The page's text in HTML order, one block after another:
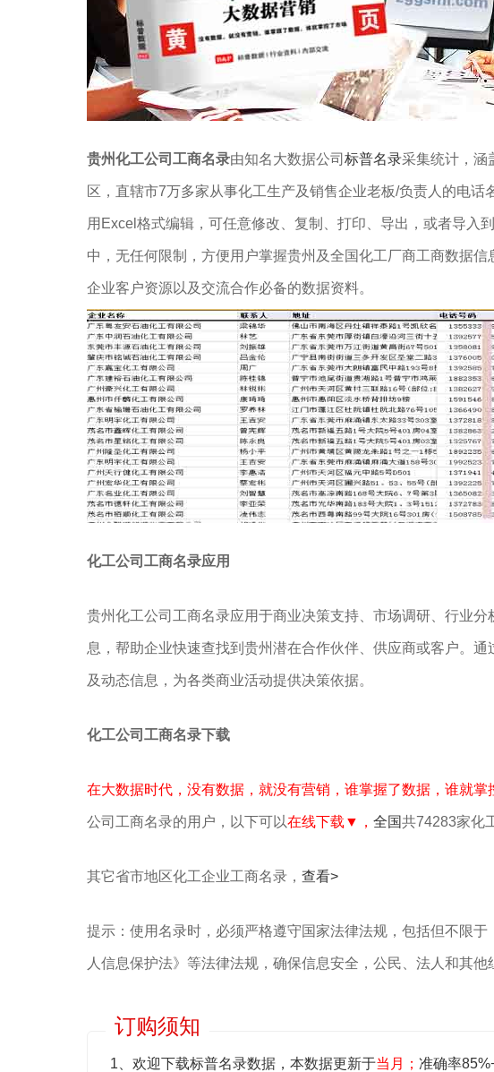
贵州化工公司工商名录由知名大数据公司 标普名录采集统计，涵
区，直辖市7万多家从事化工生产及销售企业老板/负责人的电话
用Excel格式编辑，可任意修改、复制、打印、导出，或者导入
中，无任何限制，方便用户掌握贵州及全国化工厂商工商数据信
企业客户资源以及交流合作必备的数据资料。
化工公司工商名录应用
贵州化工公司工商名录应用于商业决策支持、市场调研、行业
息，帮助企业快速查找到贵州潜在合作伙伴、供应商或客户。
及动态信息，为各类商业活动提供决策依据。
化工公司工商名录下载
在大数据时代，没有数据，就没有营销，谁掌握了数据，谁就掌
公司工商名录的用户，以下可以在线下载▼， 全国共74283家化
其它省市地区化工企业工商名录， 查看>
提示：使用名录时，必须严格遵守国家法律法规，包括但不限
人信息保护法》等‌法律法规，确保信息安全，公民、法人和其他
订购须知
1、欢迎下载标普名录数据，本数据更新于当月； 准确率